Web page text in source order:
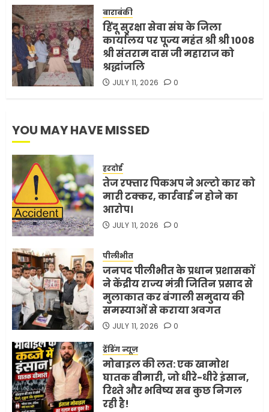
5
FEBRUARY 3, 2026
बाराबंकी
हिंदू सुरक्षा सेवा संघ के जिला
कार्यालय पर पूज्य महंत श्री श्री 1008
श्री संतराम दास जी महाराज को
श्रद्धांजलि
JULY 11, 2026 0
YOU MAY HAVE MISSED
हरदोई
तेज रफ्तार पिकअप ने अल्टो कार को
मारी टक्कर, कार्रवाई न होने का
आरोप।
JULY 11, 2026 0
पीलीभीत
जनपद पीलीभीत के प्रधान प्रशासकों
ने केंद्रीय राज्य मंत्री जितिन प्रसाद से
मुलाकात कर बंगाली समुदाय की
समस्याओं से कराया अवगत
JULY 11, 2026 0
ट्रेंडिंग न्यूज़
मोबाइल की लत: एक खामोश
घातक बीमारी, जो धीरे-धीरे इंसान,
रिश्ते और भविष्य सब कुछ निगल
रही है!